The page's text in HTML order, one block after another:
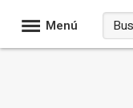
Menú